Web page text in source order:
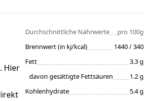
Hier
Durchschnittliche Nährwerte
pro 100g
Brennwert (in kj/kcal)
1440 / 340
Fett
3.3 g
davon gesättigte Fettsäuren
1.2 g
Kohlenhydrate
5.4 g